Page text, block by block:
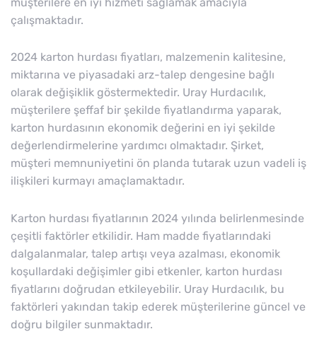
çalışmaktadır.
2024 karton hurdası fiyatları, malzemenin kalitesine,
miktarına ve piyasadaki arz-talep dengesine bağlı
olarak değişiklik göstermektedir. Uray Hurdacılık,
müşterilere şeffaf bir şekilde fiyatlandırma yaparak,
karton hurdasının ekonomik değerini en iyi şekilde
değerlendirmelerine yardımcı olmaktadır. Şirket,
müşteri memnuniyetini ön planda tutarak uzun vadeli iş
ilişkileri kurmayı amaçlamaktadır.
Karton hurdası fiyatlarının 2024 yılında belirlenmesinde
çeşitli faktörler etkilidir. Ham madde fiyatlarındaki
dalgalanmalar, talep artışı veya azalması, ekonomik
koşullardaki değişimler gibi etkenler, karton hurdası
fiyatlarını doğrudan etkileyebilir. Uray Hurdacılık, bu
faktörleri yakından takip ederek müşterilerine güncel ve
doğru bilgiler sunmaktadır.